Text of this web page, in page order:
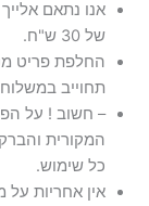
אנו נתאם
של 30 ש"ח.
החלפת פריט
תחוייב במשלוח
– חשוב ! על
המקורית
כל שימוש.
⁠אין אחריות